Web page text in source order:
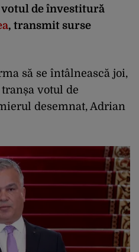
votul de învestitură
, transmit surse
să se întâlnească joi,
votul de
desemnat, Adrian